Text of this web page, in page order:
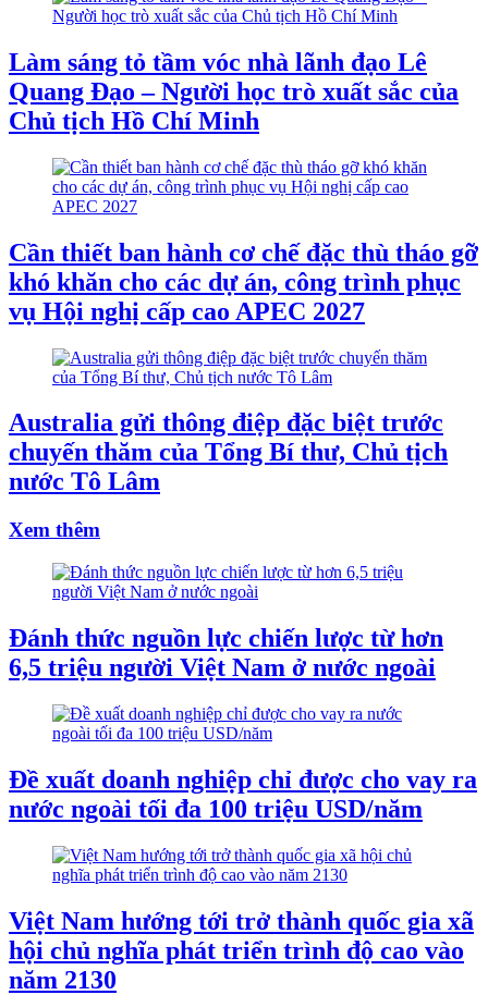
Làm sáng tỏ tầm vóc nhà lãnh đạo Lê
Quang Đạo – Người học trò xuất sắc của
Chủ tịch Hồ Chí Minh
Cần thiết ban hành cơ chế đặc thù tháo gỡ
khó khăn cho các dự án, công trình phục
vụ Hội nghị cấp cao APEC 2027
Australia gửi thông điệp đặc biệt trước
chuyến thăm của Tổng Bí thư, Chủ tịch
nước Tô Lâm
Xem thêm
Đánh thức nguồn lực chiến lược từ hơn
6,5 triệu người Việt Nam ở nước ngoài
Đề xuất doanh nghiệp chỉ được cho vay ra
nước ngoài tối đa 100 triệu USD/năm
Việt Nam hướng tới trở thành quốc gia xã
hội chủ nghĩa phát triển trình độ cao vào
năm 2130